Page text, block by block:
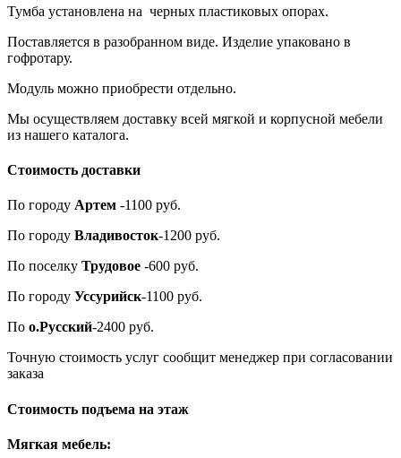
Тумба установлена на черных пластиковых опорах.
Поставляется в разобранном виде. Изделие упаковано в
гофротару.
Модуль можно приобрести отдельно.
Мы осуществляем доставку всей мягкой и корпусной мебели
из нашего каталога.
Стоимость доставки
По городу Артем -1100 руб.
По городу Владивосток-1200 руб.
По поселку Трудовое -600 руб.
По городу Уссурийск-1100 руб.
По о.Русский-2400 руб.
Точную стоимость услуг сообщит менеджер при согласовании
заказа
Стоимость подъема на этаж
Мягкая мебель: